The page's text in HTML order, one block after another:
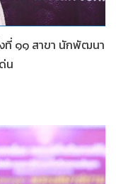
ที่ ๑๑ สาขา นักพัฒนา
น